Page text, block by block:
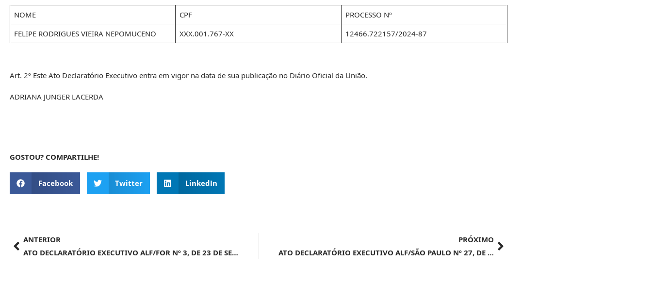
NOME CPF
PROCESSO Nº
FELIPE RODRIGUES VIEIRA NEPOMUCENO
XXX.001.767-XX 12466.722157/2024-87
Art. 2º Este Ato Declaratório Executivo entra em vigor na data de sua publicação no Diário Oficial da União.
ADRIANA JUNGER LACERDA
GOSTOU? COMPARTILHE!
Facebook Twitter LinkedIn
ANTERIOR
ATO DECLARATÓRIO EXECUTIVO ALF/FOR Nº 3, DE 23 DE SETEMBRO DE 2024
PRÓXIMO
ATO DECLARATÓRIO EXECUTIVO ALF/SÃO PAULO Nº 27, DE 3 DE OUTUBRO DE 2024